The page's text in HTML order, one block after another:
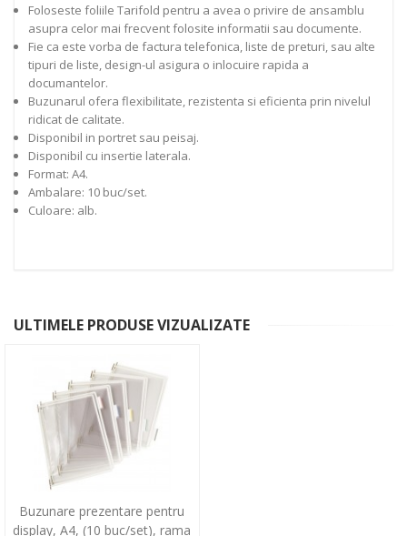
Foloseste foliile Tarifold pentru a avea o privire de ansamblu
asupra celor mai frecvent folosite informatii sau documente.
Fie ca este vorba de factura telefonica, liste de preturi, sau alte
tipuri de liste, design-ul asigura o inlocuire rapida a
documantelor.
Buzunarul ofera flexibilitate, rezistenta si eficienta prin nivelul
ridicat de calitate.
Disponibil in portret sau peisaj.
Disponibil cu insertie laterala.
Format: A4.
Ambalare: 10 buc/set.
Culoare: alb.
ULTIMELE PRODUSE VIZUALIZATE
Buzunare prezentare pentru
display, A4, (10 buc/set), rama